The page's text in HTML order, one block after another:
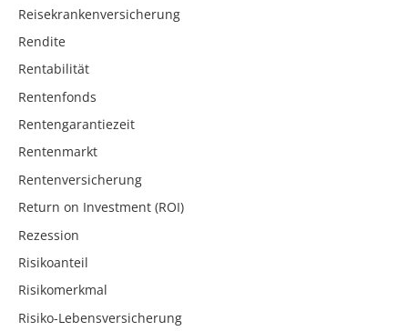
Reisekrankenversicherung
Rendite
Rentabilität
Rentenfonds
Rentengarantiezeit
Rentenmarkt
Rentenversicherung
Return on Investment (ROI)
Rezession
Risikoanteil
Risikomerkmal
Risiko-Lebensversicherung